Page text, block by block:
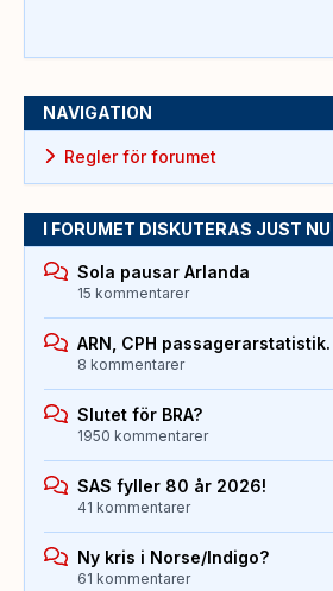
NAVIGATION
Regler för forumet
I FORUMET DISKUTERAS JUST NU
Sola pausar Arlanda
15 kommentarer
ARN, CPH
8 kommentarer
Slutet för BRA?
1950 kommentarer
SAS fyller 80 år 2026!
41 kommentarer
Ny kris i Norse/Indigo?
61 kommentarer